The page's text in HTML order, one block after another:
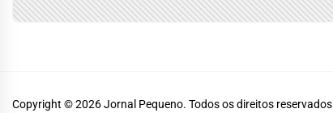
Copyright © 2026Jornal Pequeno. Todos os direitos reservados